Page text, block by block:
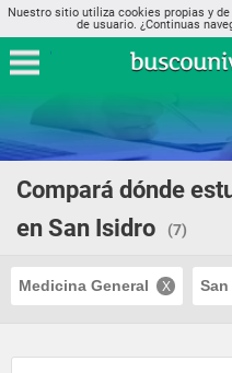
Nuestro sitio utiliza cookies propias y
de usuario. ¿Continuas
Compará dónde
en San Isidro
(7)
Medicina General